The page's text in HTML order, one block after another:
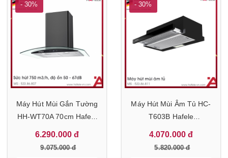
- 30%
Máy Hút Mùi Gắn Tường
HH-WT70A 70cm Hafele
533.86.807
6.290.000 đ
9.075.000 đ
- 30%
Máy Hút Mùi Âm Tủ HC-
T603B Hafele
533.86.811
4.070.000 đ
5.820.000 đ